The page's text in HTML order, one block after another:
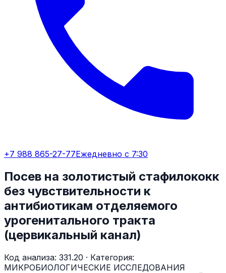
+7 988 865-27-77Ежедневно с 7:30
Посев на золотистый стафилококк
без чувствительности к
антибиотикам отделяемого
урогенитального тракта
(цервикальный канал)
Код анализа: 331.20 · Категория:
МИКРОБИОЛОГИЧЕСКИЕ ИССЛЕДОВАНИЯ